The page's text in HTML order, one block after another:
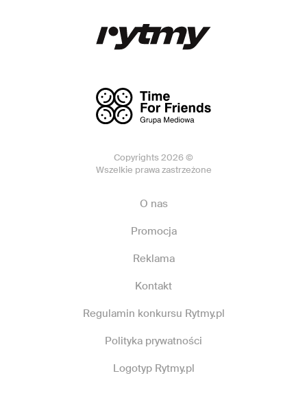
Copyrights 2026 ©
Wszelkie prawa zastrzeżone
O nas
Promocja
Reklama
Kontakt
Regulamin konkursu Rytmy.pl
Polityka prywatności
Logotyp Rytmy.pl